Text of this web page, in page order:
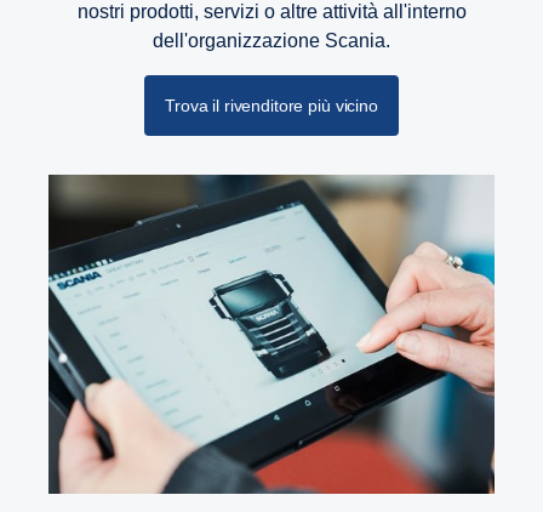
nostri prodotti, servizi o altre attività all'interno
dell'organizzazione Scania.
Trova il rivenditore più vicino